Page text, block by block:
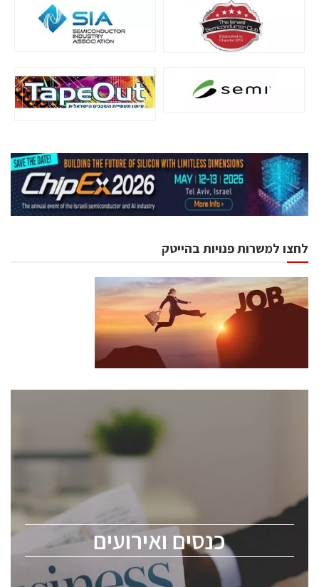
לחצו למשרות פנויות בהייטק
כנסים ואירועים
כנסים ואירועים
לכל העוסקים בתעשיית הסמיקונדקטור כולל מהנדסים,
ChipEx2026 will be held on May 12-13, 2026. The
conference is intended for everyone involved in the